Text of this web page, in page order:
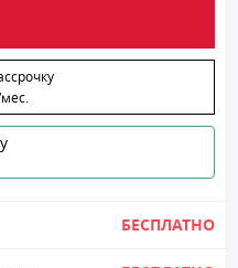
мес.
БЕСПЛАТНО